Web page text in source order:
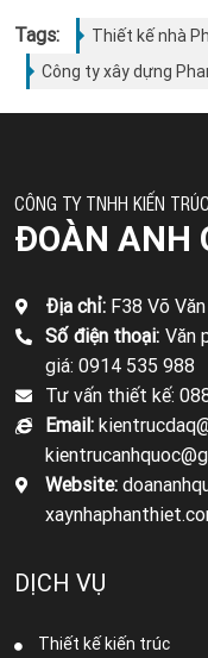
Tags:
Thiết kế nhà
Công ty xây dựng
CÔNG TY TNHH KIẾN
ĐOÀN ANH
Địa chỉ: F38 Võ
Số điện thoại: Văn
giá: 0914 535 988
Tư vấn thiết kế:
Email:
Website:
DỊCH VỤ
Thiết kế kiến trúc